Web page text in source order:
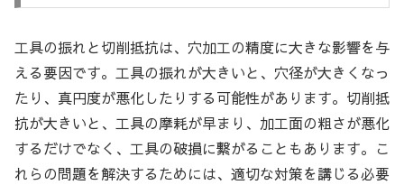
工具の振れと切削抵抗は、穴加工の精度に大きな影響を与
える要因です。工具の振れが大きいと、穴径が大きくなっ
たり、真円度が悪化したりする可能性があります。切削抵
抗が大きいと、工具の摩耗が早まり、加工面の粗さが悪化
するだけでなく、工具の破損に繋がることもあります。こ
れらの問題を解決するためには、適切な対策を講じる必要